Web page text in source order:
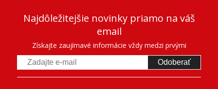
Najdôležitejšie novinky priamo na váš
email
Získajte zaujímavé informácie vždy medzi prvými
Odoberať